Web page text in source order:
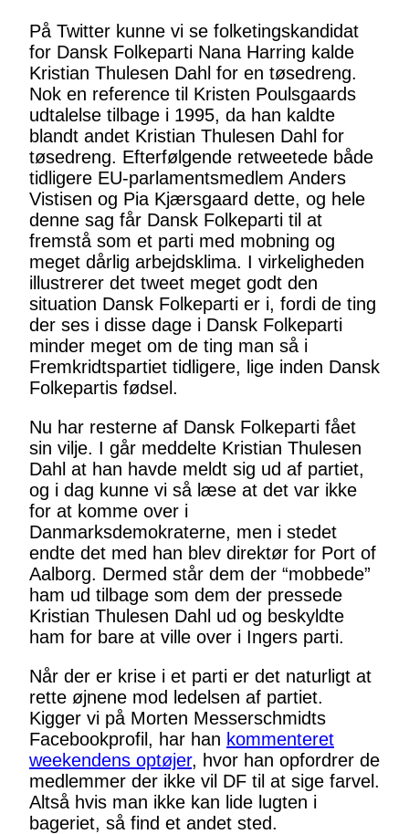
På Twitter kunne vi se folketingskandidat
for Dansk Folkeparti Nana Harring kalde
Kristian Thulesen Dahl for en tøsedreng.
Nok en reference til Kristen Poulsgaards
udtalelse tilbage i 1995, da han kaldte
blandt andet Kristian Thulesen Dahl for
tøsedreng. Efterfølgende retweetede både
tidligere EU-parlamentsmedlem Anders
Vistisen og Pia Kjærsgaard dette, og hele
denne sag får Dansk Folkeparti til at
fremstå som et parti med mobning og
meget dårlig arbejdsklima. I virkeligheden
illustrerer det tweet meget godt den
situation Dansk Folkeparti er i, fordi de ting
der ses i disse dage i Dansk Folkeparti
minder meget om de ting man så i
Fremkridtspartiet tidligere, lige inden Dansk
Folkepartis fødsel.
Nu har resterne af Dansk Folkeparti fået
sin vilje. I går meddelte Kristian Thulesen
Dahl at han havde meldt sig ud af partiet,
og i dag kunne vi så læse at det var ikke
for at komme over i
Danmarksdemokraterne, men i stedet
endte det med han blev direktør for Port of
Aalborg. Dermed står dem der “mobbede”
ham ud tilbage som dem der pressede
Kristian Thulesen Dahl ud og beskyldte
ham for bare at ville over i Ingers parti.
Når der er krise i et parti er det naturligt at
rette øjnene mod ledelsen af partiet.
Kigger vi på Morten Messerschmidts
Facebookprofil, har han kommenteret
weekendens optøjer, hvor han opfordrer de
medlemmer der ikke vil DF til at sige farvel.
Altså hvis man ikke kan lide lugten i
bageriet, så find et andet sted.